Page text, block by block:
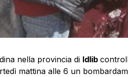
nella provincia di Idlib
mattina alle 6 un